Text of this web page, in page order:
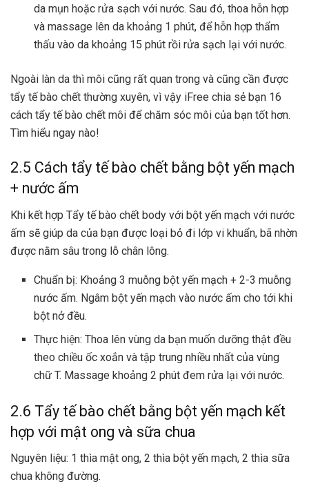
da mụn hoặc rửa sạch với nước. Sau đó, thoa hỗn hợp
và massage lên da khoảng 1 phút, để hỗn hợp thẩm
thấu vào da khoảng 15 phút rồi rửa sạch lại với nước.
Ngoài làn da thì môi cũng rất quan trong và cũng cần được
tẩy tế bào chết thường xuyên, vì vậy iFree chia sẻ bạn 16
cách tẩy tế bào chết môi để chăm sóc môi của bạn tốt hơn.
Tìm hiểu ngay nào!
2.5 Cách tẩy tế bào chết bằng bột yến mạch
+ nước ấm
Khi kết hợp Tẩy tế bào chết body với bột yến mạch với nước
ấm sẽ giúp da của bạn được loại bỏ đi lớp vi khuẩn, bã nhờn
được nằm sâu trong lỗ chân lông.
Chuẩn bị: Khoảng 3 muỗng bột yến mạch + 2-3 muỗng
nước ấm. Ngâm bột yến mạch vào nước ấm cho tới khi
bột nở đều.
Thực hiện: Thoa lên vùng da bạn muốn dưỡng thật đều
theo chiều ốc xoắn và tập trung nhiều nhất của vùng
chữ T. Massage khoảng 2 phút đem rửa lại với nước.
2.6 Tẩy tế bào chết bằng bột yến mạch kết
hợp với mật ong và sữa chua
Nguyên liệu: 1 thìa mật ong, 2 thìa bột yến mạch, 2 thìa sữa
chua không đường.